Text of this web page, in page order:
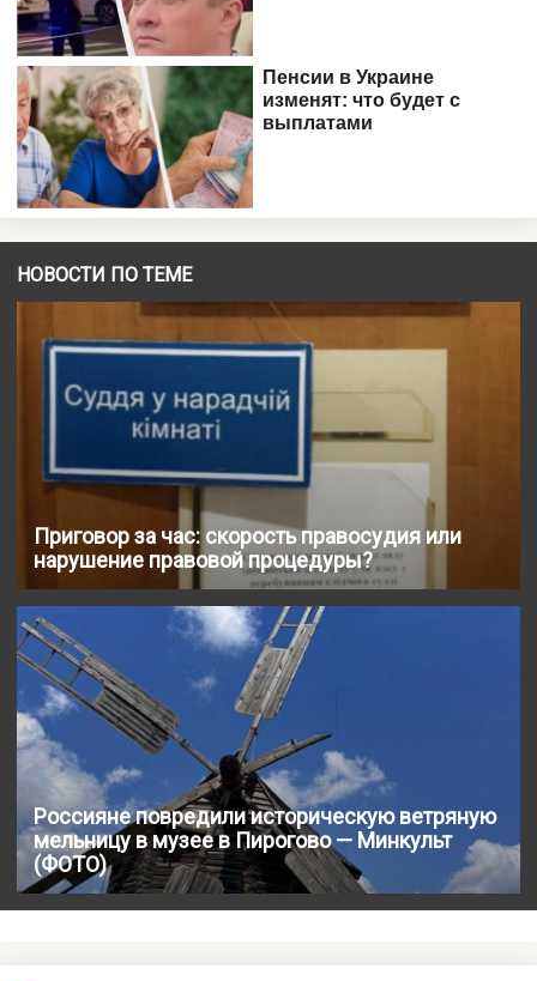
НОВОСТИ ПО ТЕМЕ
Приговор за час: скорость правосудия или
нарушение правовой процедуры?
Россияне повредили историческую ветряную
мельницу в музее в Пирогово — Минкульт
(ФОТО)